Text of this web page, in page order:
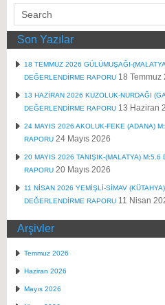
Son Yazılar
18 TEMMUZ 2026 GÜLÜMUŞAĞI-
DEĞERLENDİRME RAPORU 18 Temmuz
13 HAZİRAN 2026 KUZOLUK-NURDAĞI
DEĞERLENDİRME RAPORU 13 Haziran
24 MAYIS 2026 AKOLUK-FEKE (ADANA)
RAPORU 24 Mayıs 2026
20 MAYIS 2026 TANIŞIK-(MALATYA) M:5.6
RAPORU 20 Mayıs 2026
11 NİSAN 2026 YEMİŞLİ-SİMAV
DEĞERLENDİRME RAPORU 11 Nisan
Arşivler
Temmuz 2026
Haziran 2026
Mayıs 2026